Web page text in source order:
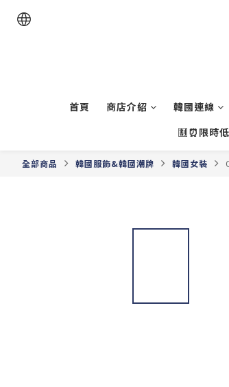
首頁 商店介紹 韓國連線
🈹⏰限時
全部商品 韓國服飾&韓國潮牌 韓國女裝